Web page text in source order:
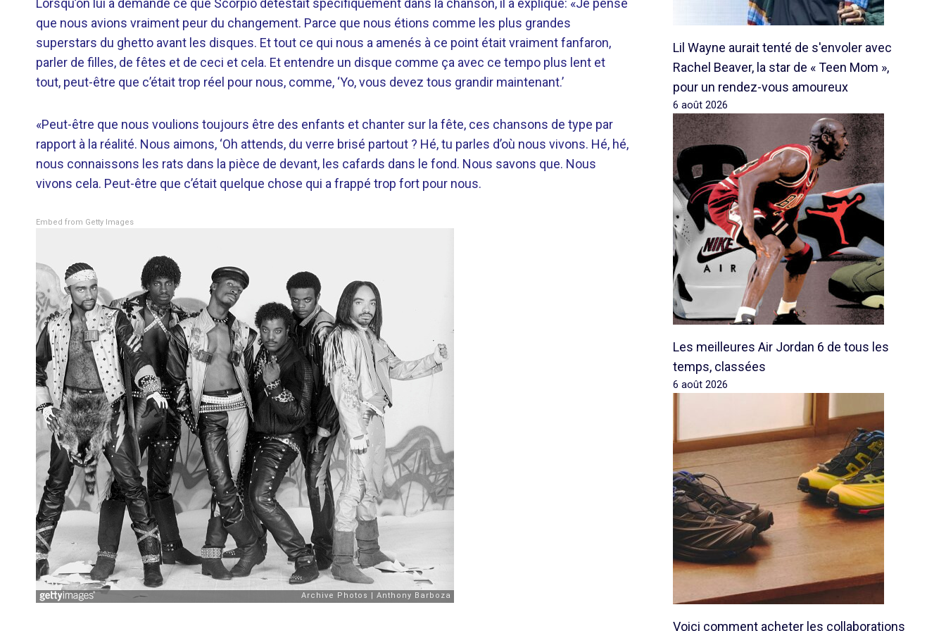
Lorsqu’on lui a demandé ce que Scorpio détestait spécifiquement dans la chanson, il a expliqué: «Je pense
que nous avions vraiment peur du changement. Parce que nous étions comme les plus grandes
superstars du ghetto avant les disques. Et tout ce qui nous a amenés à ce point était vraiment fanfaron,
parler de filles, de fêtes et de ceci et cela. Et entendre un disque comme ça avec ce tempo plus lent et
tout, peut-être que c’était trop réel pour nous, comme, ‘Yo, vous devez tous grandir maintenant.’
«Peut-être que nous voulions toujours être des enfants et chanter sur la fête, ces chansons de type par
rapport à la réalité. Nous aimons, ‘Oh attends, du verre brisé partout ? Hé, tu parles d’où nous vivons. Hé, hé,
nous connaissons les rats dans la pièce de devant, les cafards dans le fond. Nous savons que. Nous
vivons cela. Peut-être que c’était quelque chose qui a frappé trop fort pour nous.
Embed from Getty Images
Lil Wayne aurait tenté de s'envoler avec
Rachel Beaver, la star de « Teen Mom »,
pour un rendez-vous amoureux
6 août 2026
Les meilleures Air Jordan 6 de tous les
temps, classées
6 août 2026
Voici comment acheter les collaborations